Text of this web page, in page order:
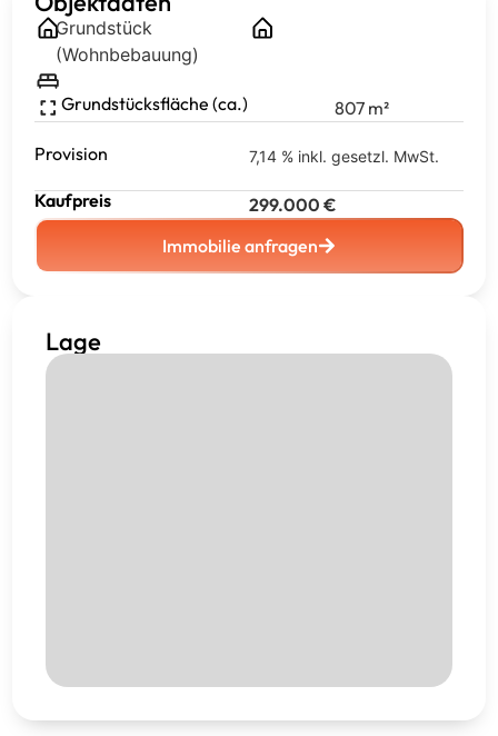
Grundstück
(Wohnbebauung)
Grundstücksfläche (ca.) 807 m²
Provision 7,14 % inkl. gesetzl. MwSt.
Kaufpreis 299.000 €
Immobilie anfragen
Lage